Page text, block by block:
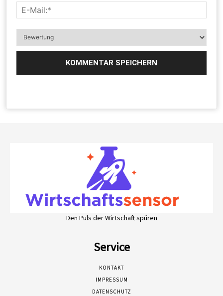
Den Puls der Wirtschaft spüren
Service
KONTAKT
IMPRESSUM
DATENSCHUTZ